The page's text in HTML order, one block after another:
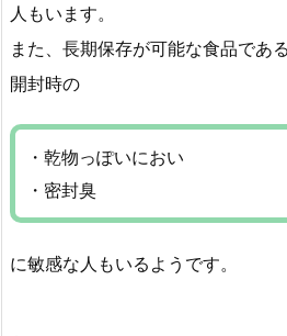
人もいます。
また、長期保存が可能な食品であ
開封時の
・乾物っぽいにおい
・密封臭
に敏感な人もいるようです。